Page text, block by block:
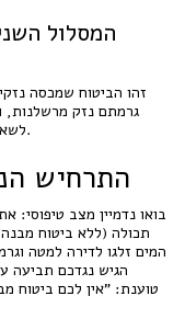
המסלול
זהו הביטוח שמכסה
גרמתם נזק מרשלנות,
לשאלה האם יש לכם ביטוח מבנה או כיסוי לנזקי מים.
התרחיש
בואו נדמיין מצב טיפוסי:
תכולה (ללא ביטוח
המים זלגו לדירה למטה
טוענת: "אין לכם ביטוח